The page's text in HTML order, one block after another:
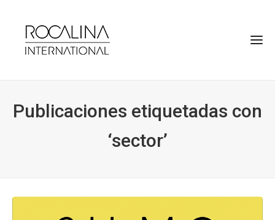
Publicaciones etiquetadas con
‘sector’